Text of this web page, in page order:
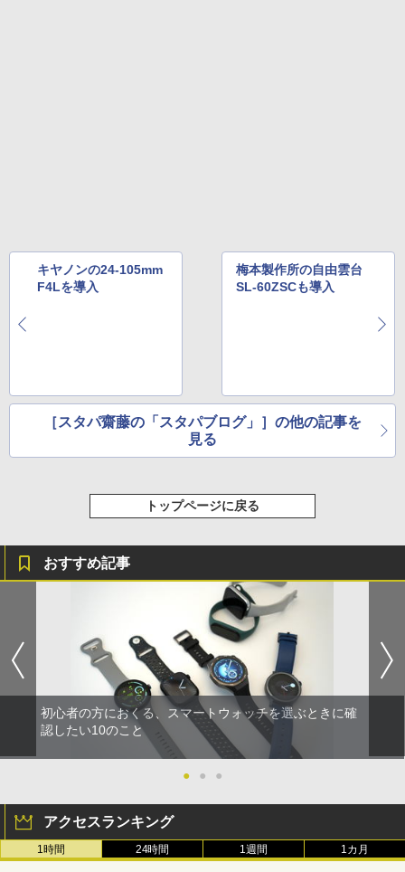
キヤノンの24-105mm
F4Lを導入
梅本製作所の自由雲台
SL-60ZSCも導入
［スタパ齋藤の「スタパブログ」］の他の記事を
見る
トップページに戻る
おすすめ記事
初心者の方におくる、スマートウォッチを選ぶときに確
認したい10のこと
● ● ●
アクセスランキング
1時間 24時間 1週間 1カ月